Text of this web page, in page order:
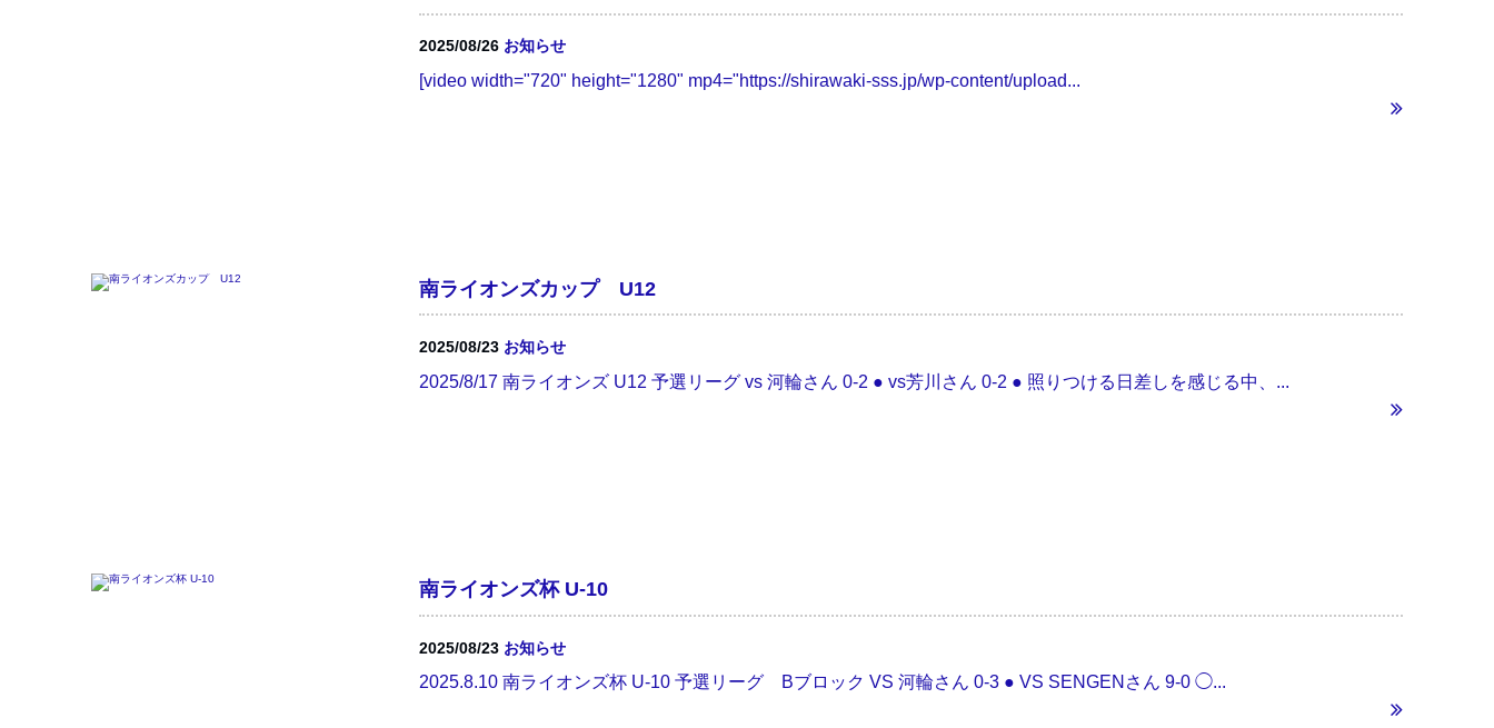
2025/08/26 お知らせ
[video width="720" height="1280" mp4="https://shirawaki-sss.jp/wp-content/upload...
南ライオンズカップ U12
2025/08/23 お知らせ
2025/8/17 南ライオンズ U12 予選リーグ vs 河輪さん 0-2 ● vs芳川さん 0-2 ● 照りつける日差しを感じる中、...
南ライオンズ杯 U-10
2025/08/23 お知らせ
2025.8.10 南ライオンズ杯 U-10 予選リーグ Bブロック VS 河輪さん 0-3 ● VS SENGENさん 9-0 ◯...